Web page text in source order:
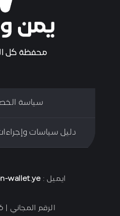
محفظة كل
سياسة
دليل سياسات
ايميل :wallet.ye
الرقم المجاني | 8000666